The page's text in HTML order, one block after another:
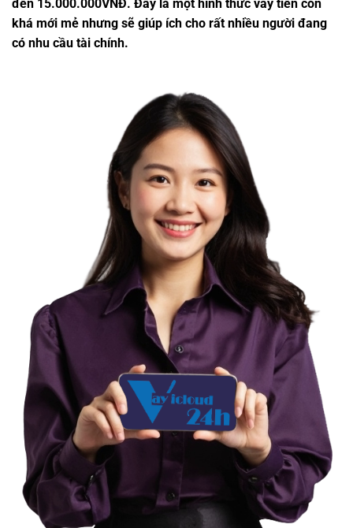
đến 15.000.000VNĐ. Đây là một hình thức vay tiền còn
khá mới mẻ nhưng sẽ giúp ích cho rất nhiều người đang
có nhu cầu tài chính.